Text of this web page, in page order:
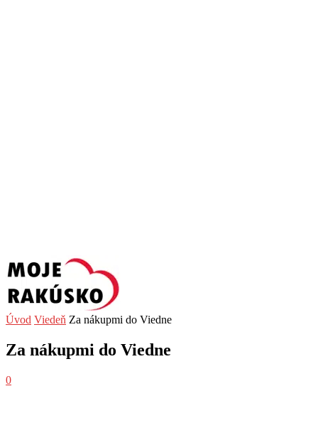
Úvod Viedeň Za nákupmi do Viedne
Za nákupmi do Viedne
0